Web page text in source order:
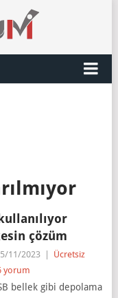
çözüm
11/2023
Ücretsiz
yorum
bellek gibi depolama